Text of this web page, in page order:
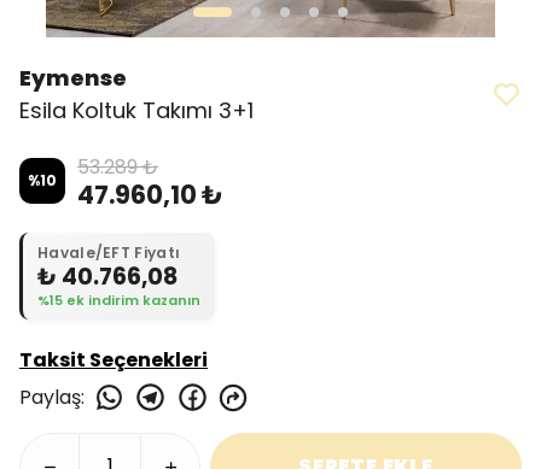
Eymense
Esila Koltuk Takımı 3+1
%10 53.289 ₺
47.960,10 ₺
Havale/EFT Fiyatı
₺ 40.766,08
%15 ek indirim kazanın
Taksit Seçenekleri
Paylaş: